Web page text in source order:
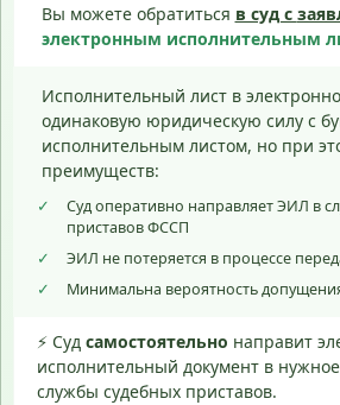
Вы можете обратиться в суд с
электронным исполнительным
Исполнительный лист в
одинаковую юридическую силу с
исполнительным листом, но при
преимуществ:
✓
Суд оперативно направляет ЭИЛ в
приставов ФССП
✓
ЭИЛ не потеряется в процессе
✓
Минимальна вероятность
⚡ Суд самостоятельно направит
исполнительный документ в
службы судебных приставов.